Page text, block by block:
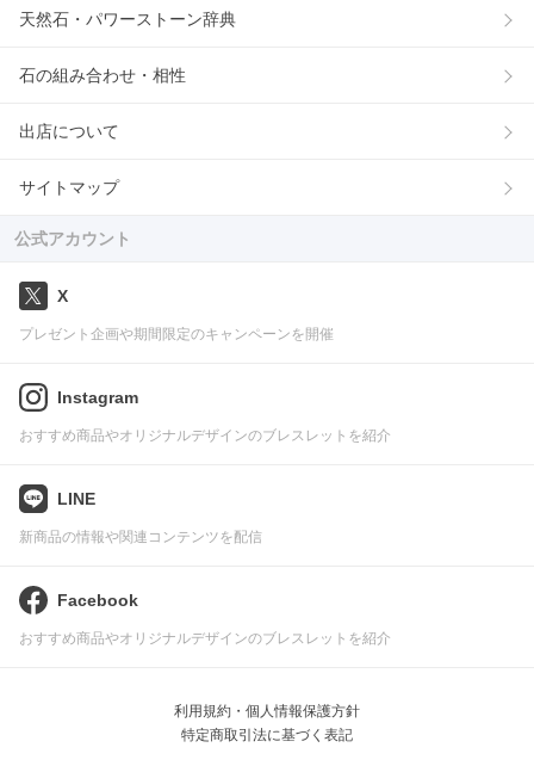
天然石・パワーストーン辞典
石の組み合わせ・相性
出店について
サイトマップ
公式アカウント
X
プレゼント企画や期間限定のキャンペーンを開催
Instagram
おすすめ商品やオリジナルデザインのブレスレットを紹介
LINE
新商品の情報や関連コンテンツを配信
Facebook
おすすめ商品やオリジナルデザインのブレスレットを紹介
利用規約・個人情報保護方針
特定商取引法に基づく表記